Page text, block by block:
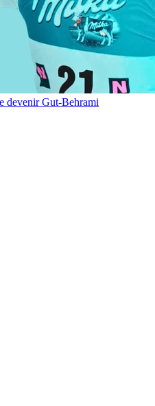
devenir Gut-Behrami